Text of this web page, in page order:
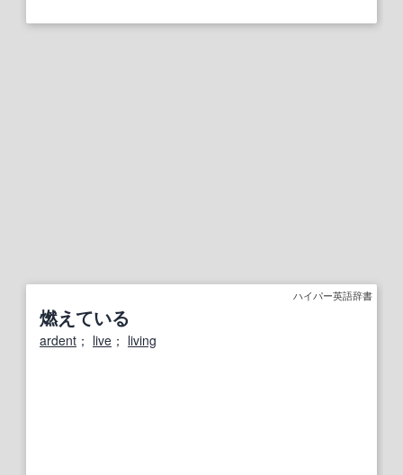
ハイパー英語辞書
燃えている
ardent ； live ； living